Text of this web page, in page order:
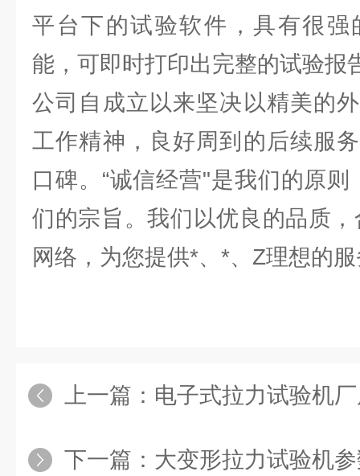
平台下的试验软件，具有很强
能，可即时打印出完整的试验报
公司自成立以来坚决以精美的
工作精神，良好周到的后续服
口碑。“诚信经营"是我们的原
们的宗旨。我们以优良的品质
网络，为您提供*、*、Z理想的
上一篇： 电子式拉力试验机
下一篇： 大变形拉力试验机